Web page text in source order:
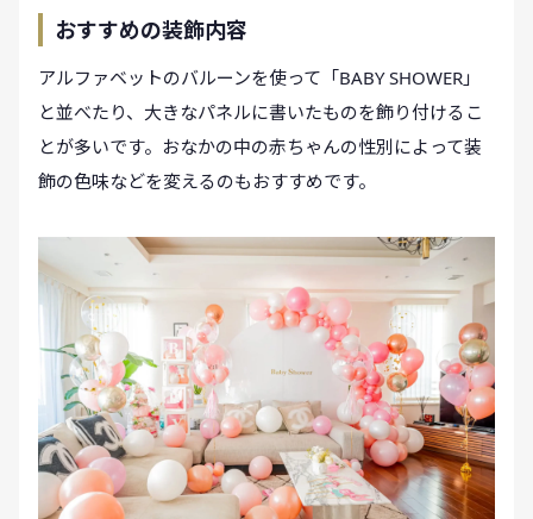
おすすめの装飾内容
アルファベットのバルーンを使って「BABY SHOWER」
と並べたり、大きなパネルに書いたものを飾り付けるこ
とが多いです。おなかの中の赤ちゃんの性別によって装
飾の色味などを変えるのもおすすめです。